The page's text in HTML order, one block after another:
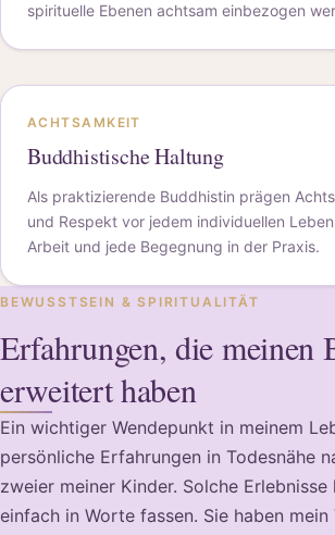
spirituelle Ebenen achtsam einbezogen
ACHTSAMKEIT
Buddhistische Haltung
Als praktizierende Buddhistin prägen
und Respekt vor jedem individuellen
Arbeit und jede Begegnung in der Praxis.
BEWUSSTSEIN & SPIRITUALITÄT
Erfahrungen, die meinen
erweitert haben
Ein wichtiger Wendepunkt in meinem
persönliche Erfahrungen in Todesnähe
zweier meiner Kinder. Solche Erlebnisse
einfach in Worte fassen. Sie haben